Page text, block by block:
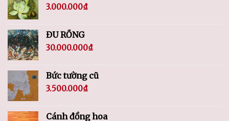
3.000.000₫
ĐU RỒNG
30.000.000₫
Bức tường cũ
3.500.000₫
Cánh đồng hoa